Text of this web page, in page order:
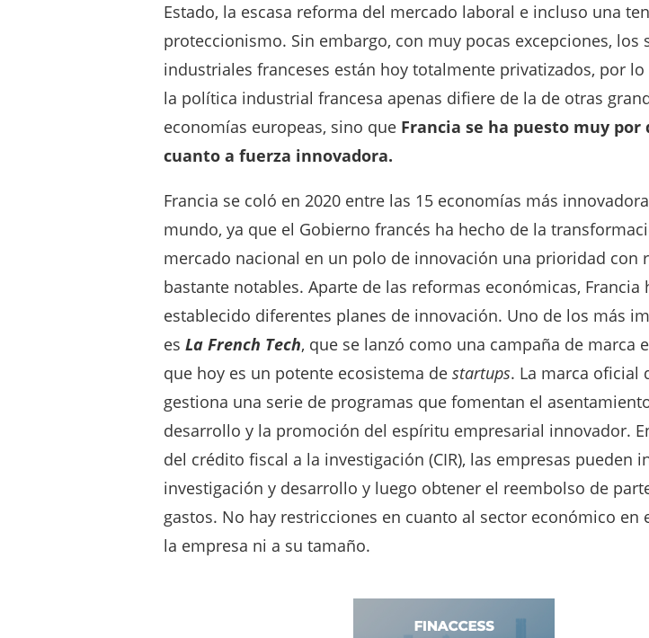
Estado, la escasa reforma del mercado laboral e incluso una
proteccionismo. Sin embargo, con muy pocas excepciones, los
industriales franceses están hoy totalmente privatizados, por
la política industrial francesa apenas difiere de la de otras
economías europeas, sino que Francia se ha puesto muy por
cuanto a fuerza innovadora.
Francia se coló en 2020 entre las 15 economías más
mundo, ya que el Gobierno francés ha hecho de la
mercado nacional en un polo de innovación una prioridad con
bastante notables. Aparte de las reformas económicas, Francia
establecido diferentes planes de innovación. Uno de los más
es La French Tech, que se lanzó como una campaña de marca
que hoy es un potente ecosistema de startups. La marca oficial
gestiona una serie de programas que fomentan el
desarrollo y la promoción del espíritu empresarial innovador.
del crédito fiscal a la investigación (CIR), las empresas pueden
investigación y desarrollo y luego obtener el reembolso de
gastos. No hay restricciones en cuanto al sector económico en
la empresa ni a su tamaño.